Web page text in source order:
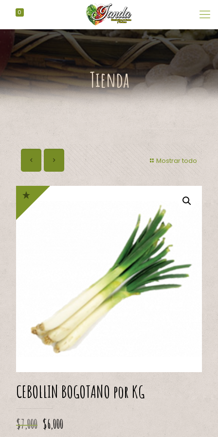
0
Tienda
Mostrar todo
CEBOLLIN BOGOTANO por KG
$7,000 El
$6,000El